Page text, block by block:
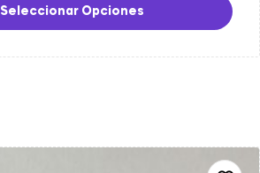
Seleccionar Opciones